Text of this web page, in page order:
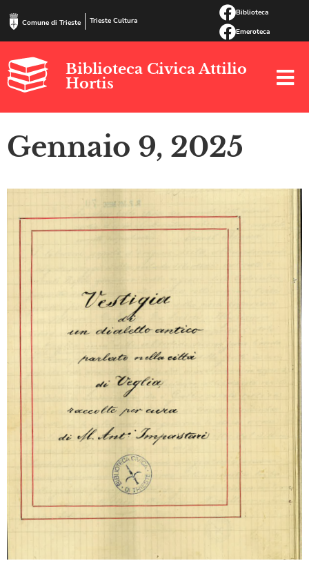
Comune di Trieste Trieste Cultura
Biblioteca
Emeroteca
Biblioteca Civica Attilio
Hortis
Gennaio 9, 2025